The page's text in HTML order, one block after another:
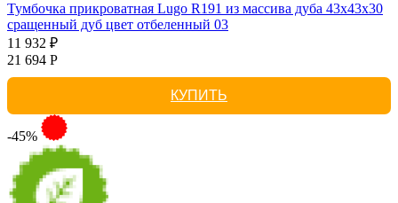
Тумбочка прикроватная Lugo R191 из массива дуба 43х43х30
сращенный дуб цвет отбеленный 03
11 932 ₽
21 694 Р
КУПИТЬ
-45%